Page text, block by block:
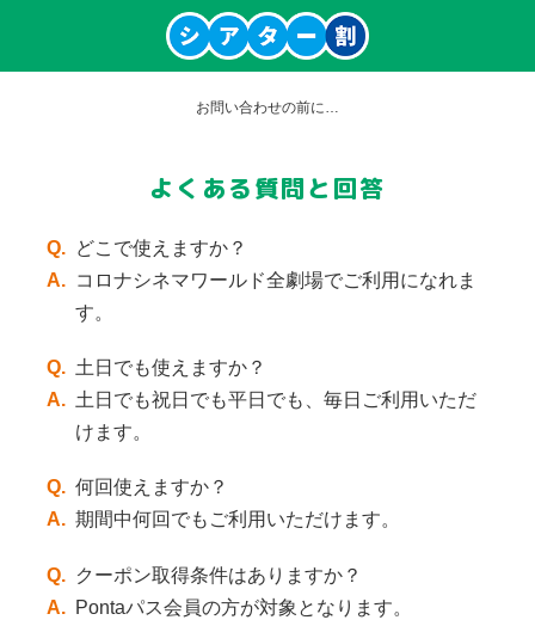
お問い合わせの前に…
よくある質問と回答
Q. どこで使えますか？
A. コロナシネマワールド全劇場でご利用になれま
す。
Q. 土日でも使えますか？
A. 土日でも祝日でも平日でも、毎日ご利用いただ
けます。
Q. 何回使えますか？
A. 期間中何回でもご利用いただけます。
Q. クーポン取得条件はありますか？
A. Pontaパス会員の方が対象となります。